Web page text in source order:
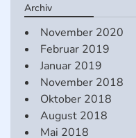
Archiv
November 2020
Februar 2019
Januar 2019
November 2018
Oktober 2018
August 2018
Mai 2018